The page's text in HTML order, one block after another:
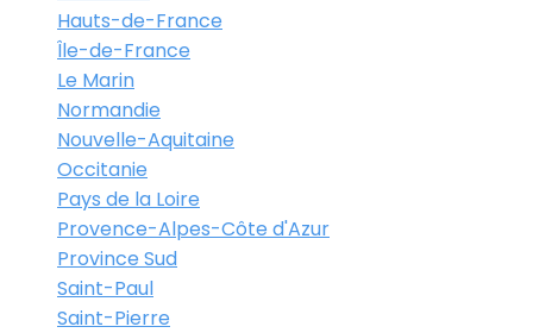
Hauts-de-France
Île-de-France
Le Marin
Normandie
Nouvelle-Aquitaine
Occitanie
Pays de la Loire
Provence-Alpes-Côte d'Azur
Province Sud
Saint-Paul
Saint-Pierre